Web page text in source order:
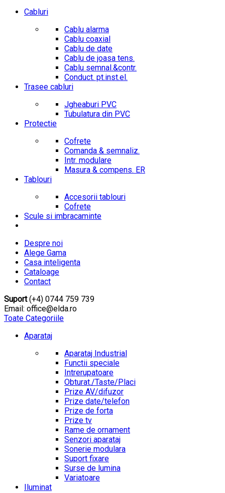
Cabluri
Cablu alarma
Cablu coaxial
Cablu de date
Cablu de joasa tens.
Cablu semnal.&contr.
Conduct. pt.inst.el.
Trasee cabluri
Jgheaburi PVC
Tubulatura din PVC
Protectie
Cofrete
Comanda & semnaliz.
Intr. modulare
Masura & compens. ER
Tablouri
Accesorii tablouri
Cofrete
Scule si imbracaminte
Despre noi
Alege Gama
Casa inteligenta
Cataloage
Contact
Suport(+4) 0744 759 739
Email: office@elda.ro
Toate Categoriile
Aparataj
Aparataj Industrial
Functii speciale
Intrerupatoare
Obturat./Taste/Placi
Prize AV/difuzor
Prize date/telefon
Prize de forta
Prize tv
Rame de ornament
Senzori aparataj
Sonerie modulara
Suport fixare
Surse de lumina
Variatoare
Iluminat